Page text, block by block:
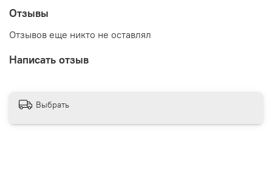
Отзывы
Отзывов еще никто не оставлял
Написать отзыв
Выбрать